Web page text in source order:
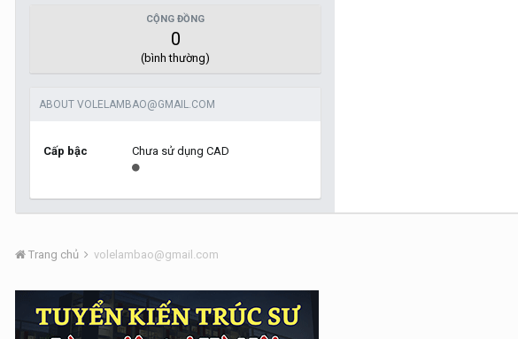
CỘNG ĐỒNG
0
(bình thường)
ABOUT VOLELAMBAO@GMAIL.COM
Cấp bậc Chưa sử dụng CAD
Trang chủ volelambao@gmail.com